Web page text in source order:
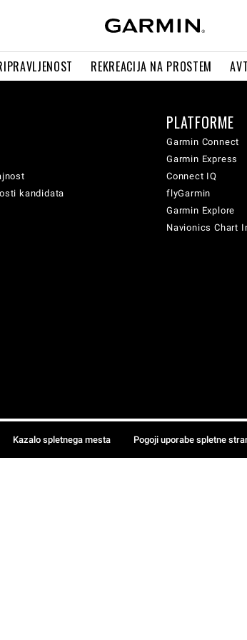
REKREACIJA NA PROSTEM
kandidata
PLATFORME
Garmin Connect
Garmin Express
Connect IQ
flyGarmin
Garmin Explore
Navionics Chart
Kazalo spletnega mesta Pogoji uporabe spletne